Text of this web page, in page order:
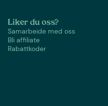
Liker du oss?
Samarbeide med oss
Bli affiliate
Rabattkoder